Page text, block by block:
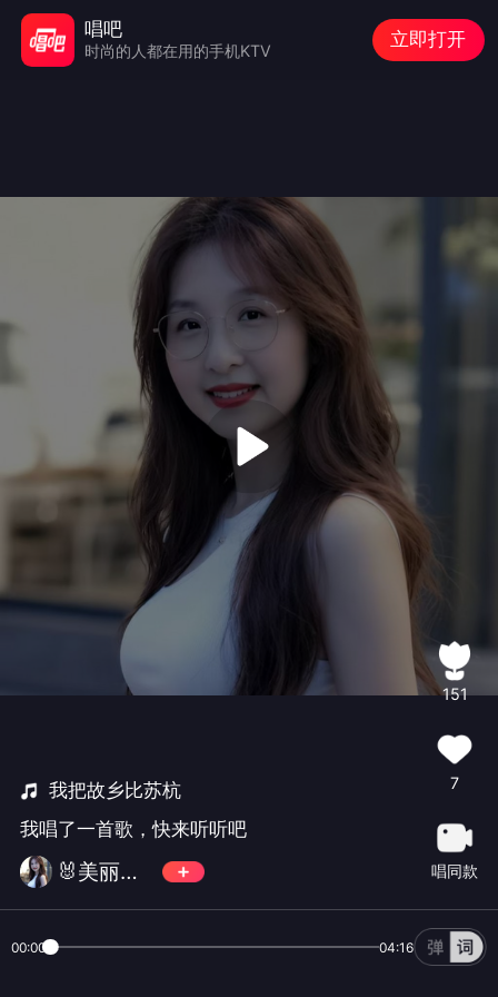
我把故乡比苏杭
我唱了一首歌，快来听听吧
🐰美丽芹芹🐰
151
7
唱同款
00:00 04:16
唱吧
时尚的人都在用的手机KTV
立即打开